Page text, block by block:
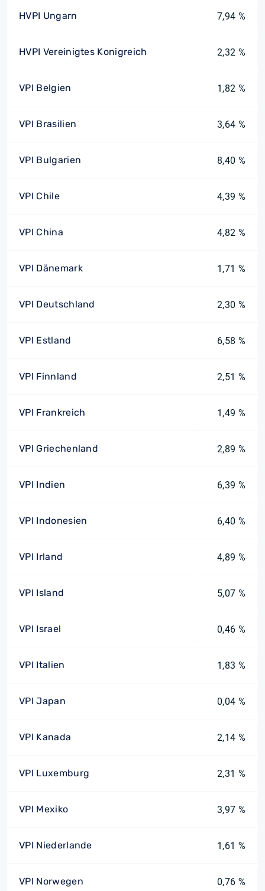
HVPI Ungarn 7,94 %
HVPI Vereinigtes Konigreich 2,32 %
VPI Belgien 1,82 %
VPI Brasilien 3,64 %
VPI Bulgarien 8,40 %
VPI Chile 4,39 %
VPI China 4,82 %
VPI Dänemark 1,71 %
VPI Deutschland 2,30 %
VPI Estland 6,58 %
VPI Finnland 2,51 %
VPI Frankreich 1,49 %
VPI Griechenland 2,89 %
VPI Indien 6,39 %
VPI Indonesien 6,40 %
VPI Irland 4,89 %
VPI Island 5,07 %
VPI Israel 0,46 %
VPI Italien 1,83 %
VPI Japan 0,04 %
VPI Kanada 2,14 %
VPI Luxemburg 2,31 %
VPI Mexiko 3,97 %
VPI Niederlande 1,61 %
VPI Norwegen 0,76 %